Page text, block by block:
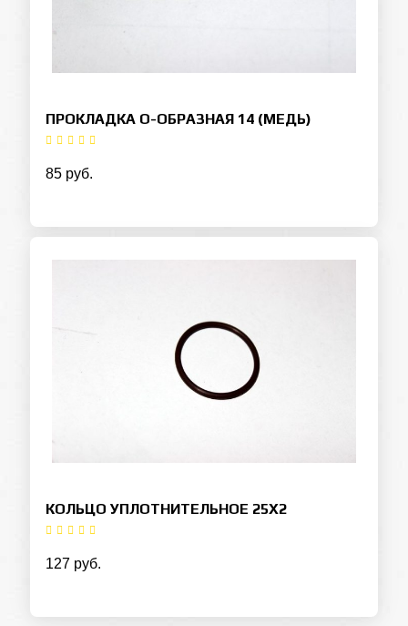
ПРОКЛАДКА О-ОБРАЗНАЯ 14 (МЕДЬ)
85 руб.
КОЛЬЦО УПЛОТНИТЕЛЬНОЕ 25Х2
127 руб.